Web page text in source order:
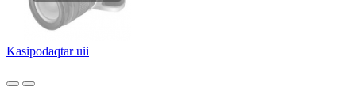
Kasipodaqtar uii